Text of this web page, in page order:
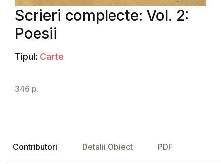
Scrieri complecte: Vol. 2:
Poesii
Tipul: Carte
346 p.
Contributori Detalii Obiect PDF